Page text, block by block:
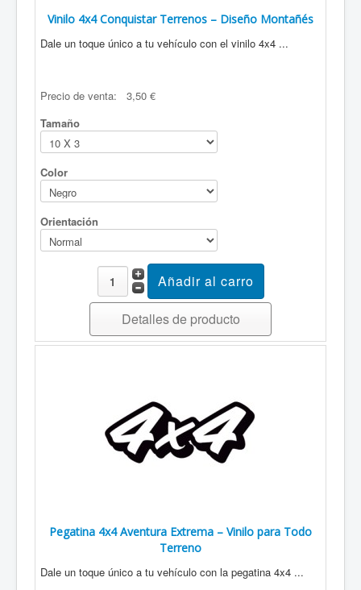
Vinilo 4x4 Conquistar Terrenos – Diseño Montañés
Dale un toque único a tu vehículo con el vinilo 4x4 ...
Precio de venta:
3,50 €
Tamaño
Color
Orientación
Detalles de producto
Pegatina 4x4 Aventura Extrema – Vinilo para Todo
Terreno
Dale un toque único a tu vehículo con la pegatina 4x4 ...